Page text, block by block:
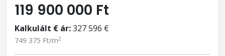
119 900 000 Ft
Kalkulált € ár:327 596 €
749 375 Ft/m2